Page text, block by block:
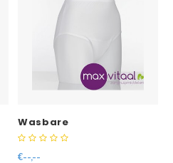
Wasbare
beschermbroekjes
€--,--